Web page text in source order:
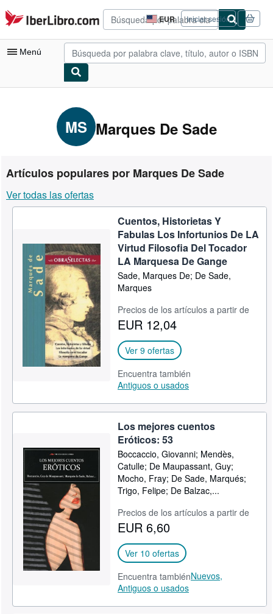
Pasar al contenido principal
IberLibro.com EUR
Preferencias
de
compra
del
Iniciar sesión
Menú
Consultar mis pedidos
Búsqueda avanzada
Libros antiguos
Arte y coleccionismo
Comenzar a vender
Ayuda
CERRAR
MS Marques De Sade
Artículos populares por Marques De Sade
Ver todas las ofertas
Cuentos, Historietas Y
Fabulas Los Infortunios De LA
Virtud Filosofia Del Tocador
LA Marquesa De Gange
Sade, Marques De; De Sade,
Marques
Precios de los artículos a partir de
EUR 12,04
Ver 9 ofertas
Encuentra también
Antiguos o usados
Los mejores cuentos
Eróticos: 53
Boccaccio, Giovanni; Mendès,
Catulle; De Maupassant, Guy;
Mocho, Fray; De Sade, Marqués;
Trigo, Felipe; De Balzac,...
Precios de los artículos a partir de
EUR 6,60
Ver 10 ofertas
Encuentra tambiénNuevos,
Antiguos o usados